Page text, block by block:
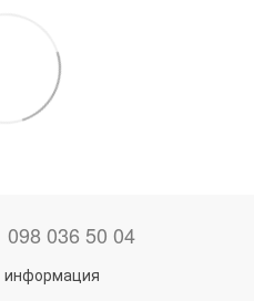
098 036 50 04
информация